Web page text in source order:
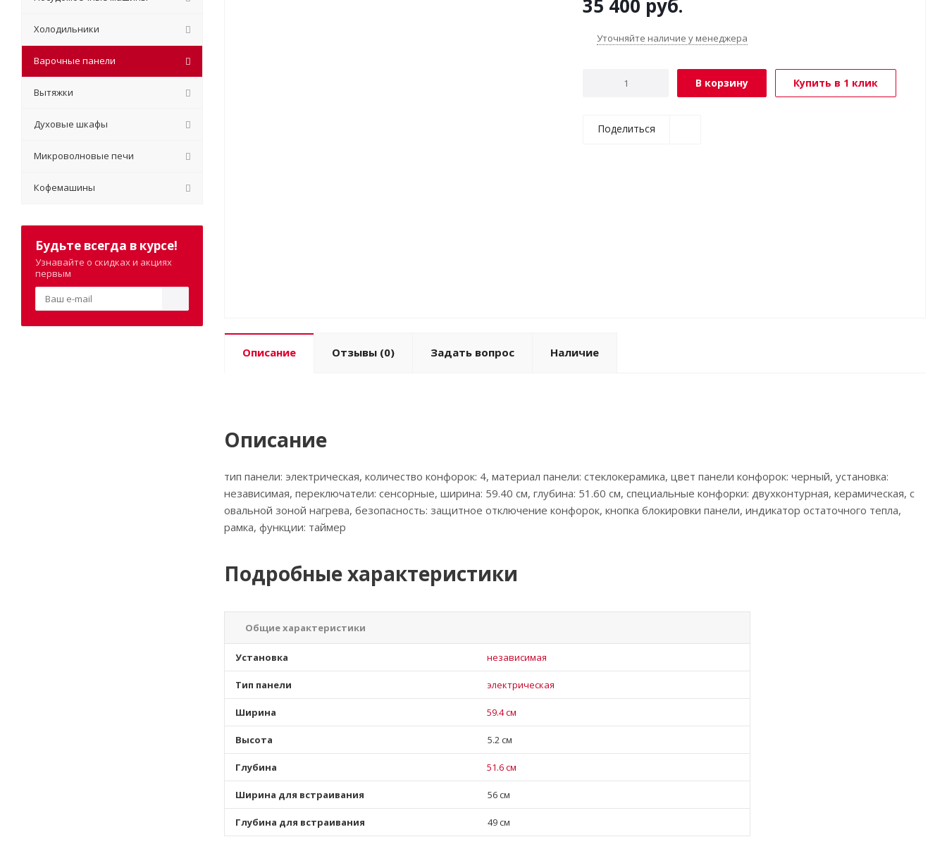
35 400 руб.
Уточняйте наличие у менеджера
В корзину Купить в 1 клик
Поделиться
Описание Отзывы (0) Задать вопрос Наличие
Описание
тип панели: электрическая, количество конфорок: 4, материал панели: стеклокерамика, цвет панели конфорок: черный, установка:
независимая, переключатели: сенсорные, ширина: 59.40 см, глубина: 51.60 см, специальные конфорки: двухконтурная, керамическая, с
овальной зоной нагрева, безопасность: защитное отключение конфорок, кнопка блокировки панели, индикатор остаточного тепла,
рамка, функции: таймер
Подробные характеристики
Общие характеристики
Установка независимая
Тип панели электрическая
Ширина 59.4 см
Высота 5.2 см
Глубина 51.6 см
Ширина для встраивания 56 см
Глубина для встраивания 49 см
Холодильники
Варочные панели
Вытяжки
Духовые шкафы
Микроволновые печи
Кофемашины
Будьте всегда в курсе!
Узнавайте о скидках и акциях
первым